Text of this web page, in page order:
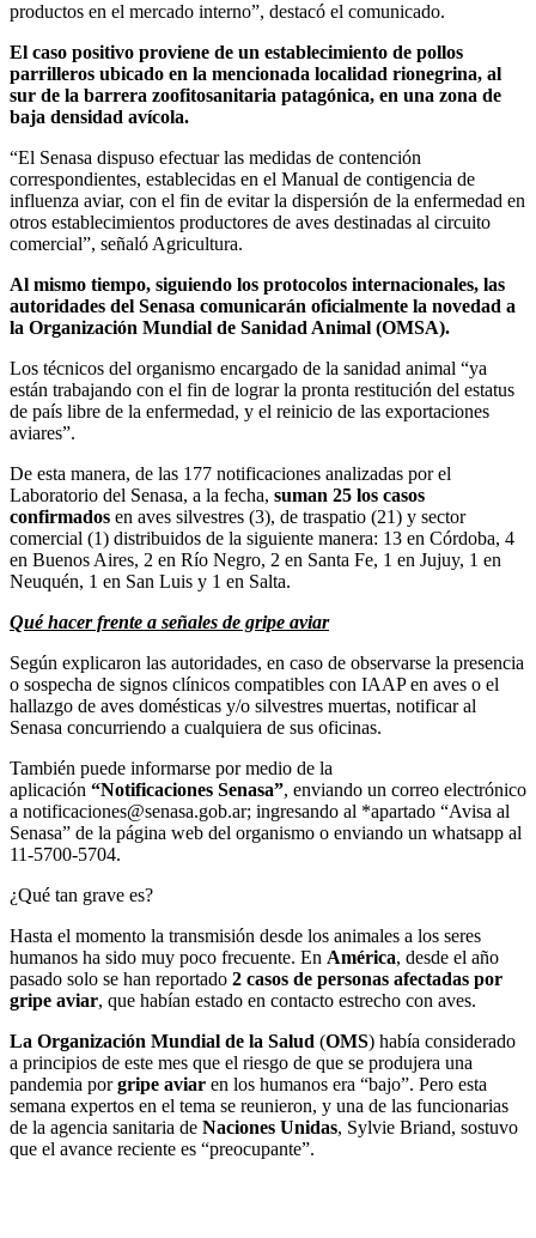
productos en el mercado interno”, destacó el comunicado.
El caso positivo proviene de un establecimiento de pollos
parrilleros ubicado en la mencionada localidad rionegrina, al
sur de la barrera zoofitosanitaria patagónica, en una zona de
baja densidad avícola.
“El Senasa dispuso efectuar las medidas de contención
correspondientes, establecidas en el Manual de contigencia de
influenza aviar, con el fin de evitar la dispersión de la enfermedad en
otros establecimientos productores de aves destinadas al circuito
comercial”, señaló Agricultura.
Al mismo tiempo, siguiendo los protocolos internacionales, las
autoridades del Senasa comunicarán oficialmente la novedad a
la Organización Mundial de Sanidad Animal (OMSA).
Los técnicos del organismo encargado de la sanidad animal “ya
están trabajando con el fin de lograr la pronta restitución del estatus
de país libre de la enfermedad, y el reinicio de las exportaciones
aviares”.
De esta manera, de las 177 notificaciones analizadas por el
Laboratorio del Senasa, a la fecha, suman 25 los casos
confirmados en aves silvestres (3), de traspatio (21) y sector
comercial (1) distribuidos de la siguiente manera: 13 en Córdoba, 4
en Buenos Aires, 2 en Río Negro, 2 en Santa Fe, 1 en Jujuy, 1 en
Neuquén, 1 en San Luis y 1 en Salta.
Qué hacer frente a señales de gripe aviar
Según explicaron las autoridades, en caso de observarse la presencia
o sospecha de signos clínicos compatibles con IAAP en aves o el
hallazgo de aves domésticas y/o silvestres muertas, notificar al
Senasa concurriendo a cualquiera de sus oficinas.
También puede informarse por medio de la
aplicación “Notificaciones Senasa”, enviando un correo electrónico
a notificaciones@senasa.gob.ar; ingresando al *apartado “Avisa al
Senasa” de la página web del organismo o enviando un whatsapp al
11-5700-5704.
¿Qué tan grave es?
Hasta el momento la transmisión desde los animales a los seres
humanos ha sido muy poco frecuente. En América, desde el año
pasado solo se han reportado 2 casos de personas afectadas por
gripe aviar, que habían estado en contacto estrecho con aves.
La Organización Mundial de la Salud (OMS) había considerado
a principios de este mes que el riesgo de que se produjera una
pandemia porgripe aviar en los humanos era “bajo”. Pero esta
semana expertos en el tema se reunieron, y una de las funcionarias
de la agencia sanitaria de Naciones Unidas, Sylvie Briand, sostuvo
que el avance reciente es “preocupante”.